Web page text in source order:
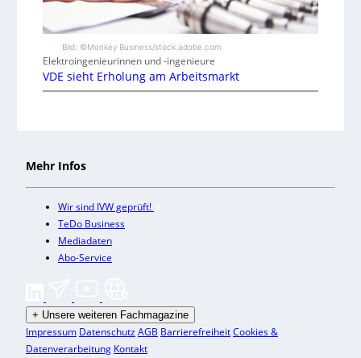
Bild: ©Monkey Business/stock.adobe.com
Elektroingenieurinnen und -ingenieure
VDE sieht Erholung am Arbeitsmarkt
Mehr Infos
Wir sind IVW geprüft!
TeDo Business
Mediadaten
Abo-Service
+ Unsere weiteren Fachmagazine
Impressum DatenschutzAGB BarrierefreiheitCookies &
Datenverarbeitung Kontakt